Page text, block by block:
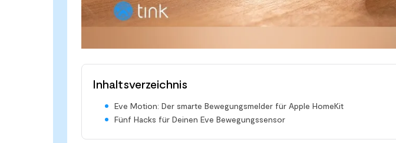
Inhaltsverzeichnis
Eve Motion: Der smarte Bewegungsmelder für Apple HomeKit
Fünf Hacks für Deinen Eve Bewegungssensor